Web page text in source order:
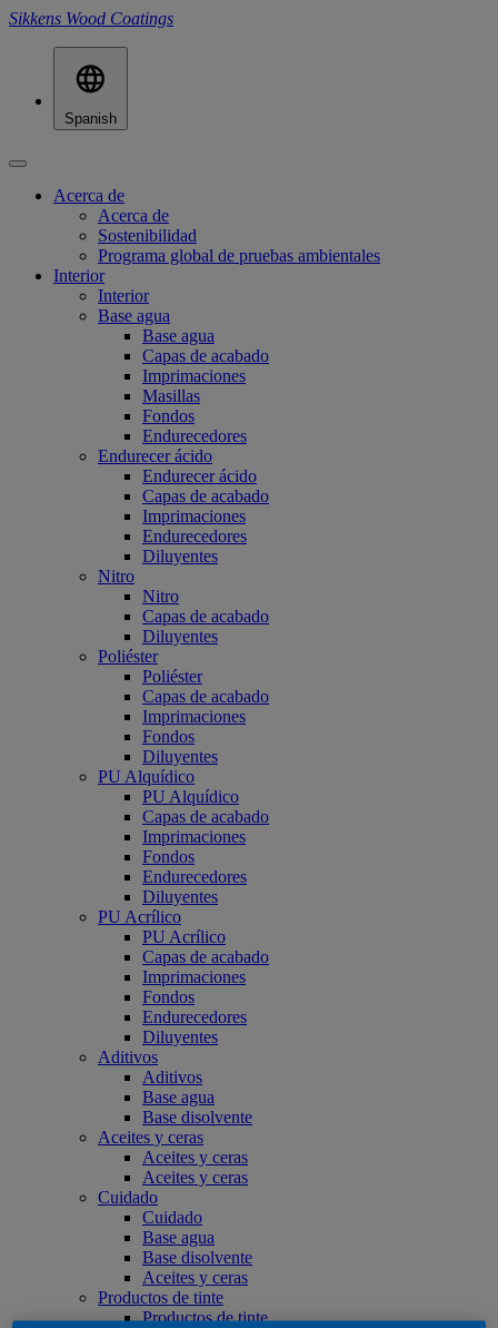
Sikkens Wood Coatings
Spanish
Acerca de
Acerca de
Sostenibilidad
Programa global de pruebas ambientales
Interior
Interior
Base agua
Base agua
Capas de acabado
Imprimaciones
Masillas
Fondos
Endurecedores
Endurecer ácido
Endurecer ácido
Capas de acabado
Imprimaciones
Endurecedores
Diluyentes
Nitro
Nitro
Capas de acabado
Diluyentes
Poliéster
Poliéster
Capas de acabado
Imprimaciones
Fondos
Diluyentes
PU Alquídico
PU Alquídico
Capas de acabado
Imprimaciones
Fondos
Endurecedores
Diluyentes
PU Acrílico
PU Acrílico
Capas de acabado
Imprimaciones
Fondos
Endurecedores
Diluyentes
Aditivos
Aditivos
Base agua
Base disolvente
Aceites y ceras
Aceites y ceras
Aceites y ceras
Cuidado
Cuidado
Base agua
Base disolvente
Aceites y ceras
Productos de tinte
Productos de tinte